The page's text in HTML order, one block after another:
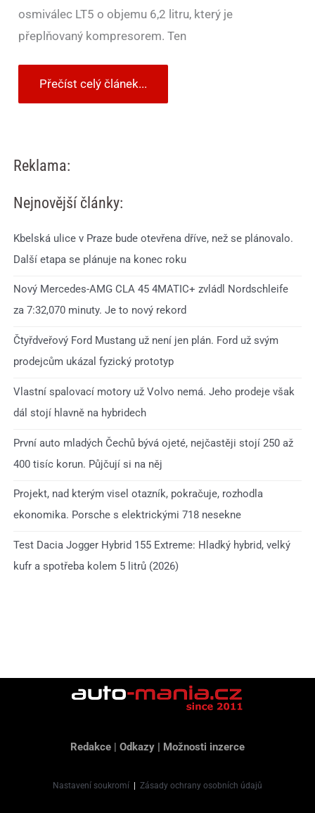
osmiválec LT5 o objemu 6,2 litru, který je
přeplňovaný kompresorem. Ten
Přečíst celý článek...
Reklama:
Nejnovější články:
Kbelská ulice v Praze bude otevřena dříve, než se plánovalo.
Další etapa se plánuje na konec roku
Nový Mercedes-AMG CLA 45 4MATIC+ zvládl Nordschleife
za 7:32,070 minuty. Je to nový rekord
Čtyřdveřový Ford Mustang už není jen plán. Ford už svým
prodejcům ukázal fyzický prototyp
Vlastní spalovací motory už Volvo nemá. Jeho prodeje však
dál stojí hlavně na hybridech
První auto mladých Čechů bývá ojeté, nejčastěji stojí 250 až
400 tisíc korun. Půjčují si na něj
Projekt, nad kterým visel otazník, pokračuje, rozhodla
ekonomika. Porsche s elektrickými 718 nesekne
Test Dacia Jogger Hybrid 155 Extreme: Hladký hybrid, velký
kufr a spotřeba kolem 5 litrů (2026)
Redakce | Odkazy | Možnosti inzerce
Nastavení soukromí Zásady ochrany osobních údajů